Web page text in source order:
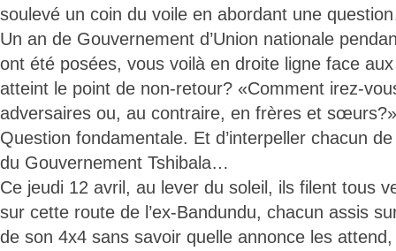
soulevé un coin du voile en abordant une
Un an de Gouvernement d’Union nationale
ont été posées, vous voilà en droite ligne face
atteint le point de non-retour? «Comment irez-
adversaires ou, au contraire, en frères et sœurs?»
Question fondamentale. Et d’interpeller chacun
du Gouvernement Tshibala…
Ce jeudi 12 avril, au lever du soleil, ils filent tous
sur cette route de l’ex-Bandundu, chacun assis
de son 4x4 sans savoir quelle annonce les